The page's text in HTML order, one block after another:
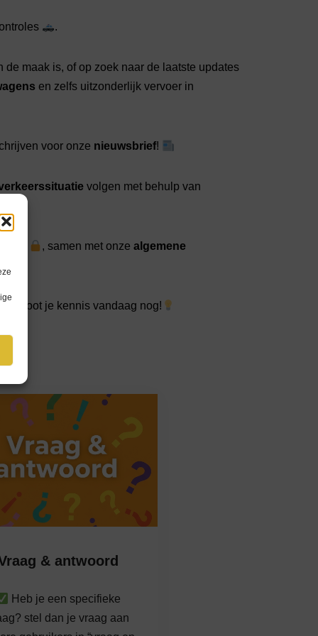
.
de maak is, of op zoek naar de laatste updates
en zelfs uitzonderlijk vervoer in
voor onze nieuwsbrief!
volgen met behulp van
, samen met onzealgemene
je kennis vandaag nog!
& antwoord
Heb je een specifieke
stel dan je vraag aan